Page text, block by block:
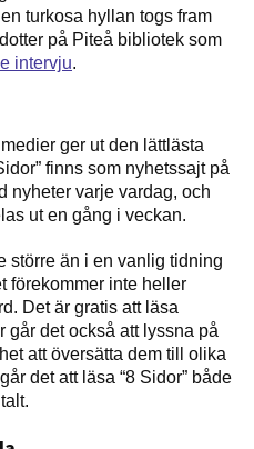
turkosa hyllan togs fram
på Piteå bibliotek som
intervju.
ger ut den lättlästa
finns som nyhetssajt på
nyheter varje vardag, och
ut en gång i veckan.
större än i en vanlig tidning
förekommer inte heller
Det är gratis att läsa
går det också att lyssna på
att översätta dem till olika
det att läsa “8 Sidor” både